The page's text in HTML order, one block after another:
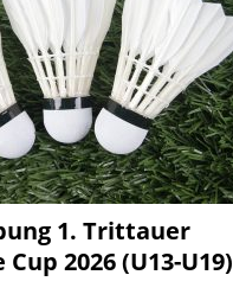
1. Trittauer
2026 (U13-U19)